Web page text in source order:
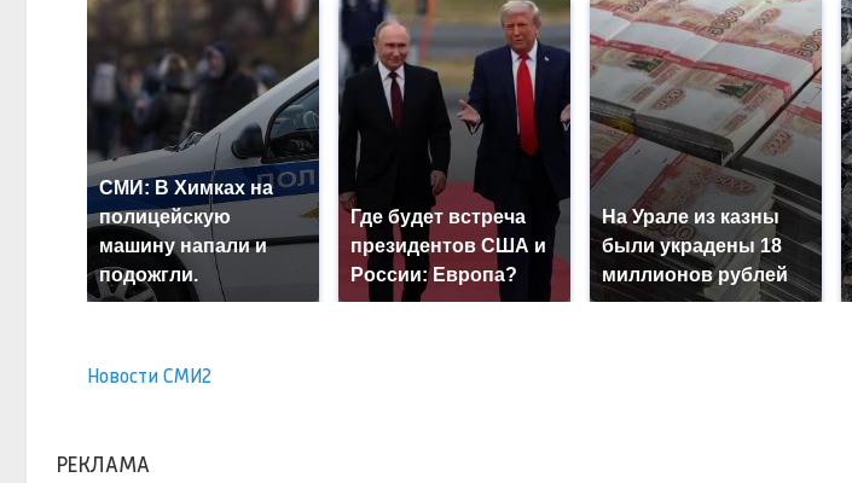
СМИ: В Химках на
полицейскую
машину напали и
подожгли.
Где будет встреча
президентов США и
России: Европа?
На Урале из казны
были украдены 18
миллионов рублей
Новости СМИ2
РЕКЛАМА